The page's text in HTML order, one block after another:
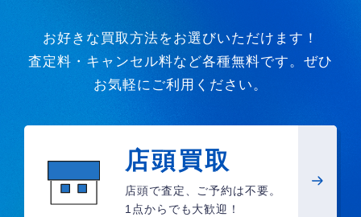
お好きな買取方法をお選びいただけます！
査定料・キャンセル料など各種無料です。ぜひ
お気軽にご利用ください。
店頭買取
店頭で査定、ご予約は不要。
1点からでも大歓迎！